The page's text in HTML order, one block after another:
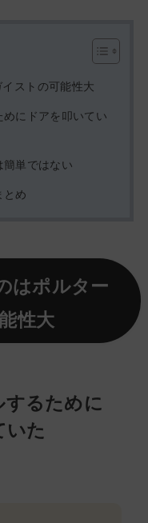
ストの可能性大
にドアを叩いてい
単ではない
とめ
はポルター
性大
るために
いた